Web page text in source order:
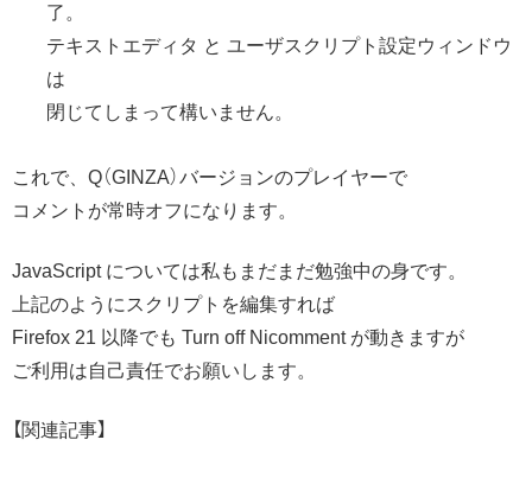
了。
テキストエディタ と ユーザスクリプト設定ウィンドウ
は
閉じてしまって構いません。
これで、Q（GINZA）バージョンのプレイヤーで
コメントが常時オフになります。
JavaScript については私もまだまだ勉強中の身です。
上記のようにスクリプトを編集すれば
Firefox 21 以降でも Turn off Nicomment が動きますが
ご利用は自己責任でお願いします。
【関連記事】